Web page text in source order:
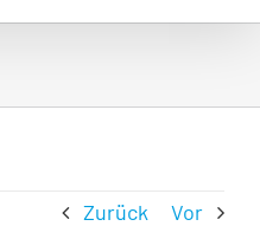
Zurück Vor